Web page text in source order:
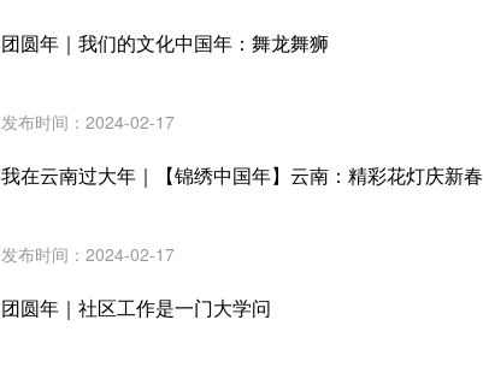
团圆年｜我们的文化中国年：舞龙舞狮
发布时间：2024-02-17
我在云南过大年｜【锦绣中国年】云南：精彩花灯庆新春
发布时间：2024-02-17
团圆年｜社区工作是一门大学问